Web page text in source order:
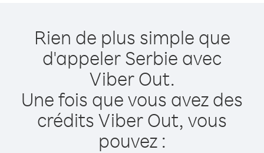
Rien de plus simple que
d'appeler Serbie avec
Viber Out.
Une fois que vous avez des
crédits Viber Out, vous
pouvez :